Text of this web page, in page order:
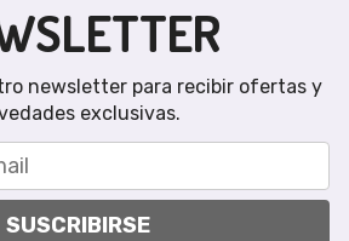
newsletter para recibir ofertas y
exclusivas.
SUSCRIBIRSE